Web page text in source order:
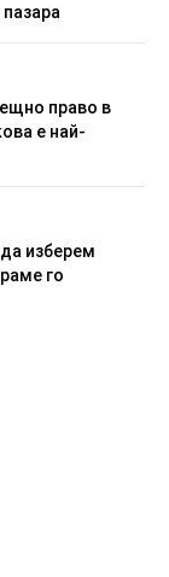
право в
е най-
изберем
го